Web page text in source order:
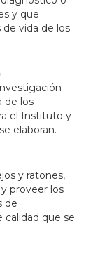
y que
vida de los
de los
el Instituto y
elaboran.
y ratones,
proveer los
de
calidad que se